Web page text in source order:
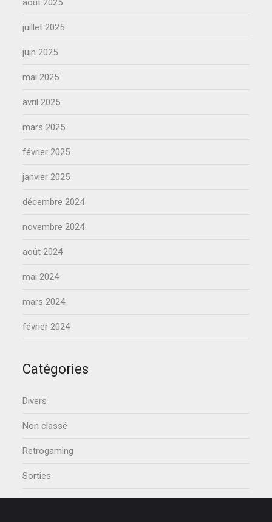
août 2025
juillet 2025
juin 2025
mai 2025
avril 2025
mars 2025
février 2025
janvier 2025
décembre 2024
novembre 2024
août 2024
mai 2024
mars 2024
février 2024
Catégories
Divers
Non classé
Retrogaming
Sorties